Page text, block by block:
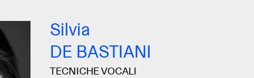
Silvia
DE BASTIANI
TECNICHE VOCALI